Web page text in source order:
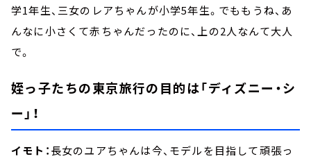
学1年生、三女のレアちゃんが小学5年生。でももうね、あ
んなに小さくて赤ちゃんだったのに、上の2人なんて大人
で。
姪っ子たちの東京旅行の目的は「ディズニー・シ
ー」！
イモト：長女のユアちゃんは今、モデルを目指して頑張っ